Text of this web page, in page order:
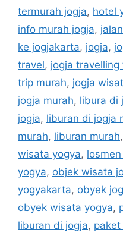
termurah jogja, hotel
info murah jogja,
ke jogjakarta, jogja,
travel, jogja
trip murah, jogja
jogja murah, libura di
jogja, liburan di jogja
murah, liburan murah,
wisata yogya,
yogya, objek wisata
yogyakarta, obyek
obyek wisata yogya,
liburan di jogja,